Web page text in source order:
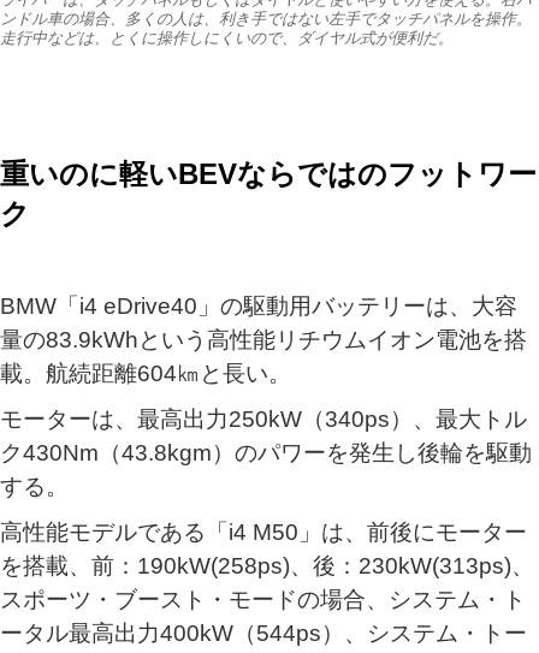
ンドル車の場合、多くの人は、利き手ではない左手でタッチパネルを操作。
走行中などは、とくに操作しにくいので、ダイヤル式が便利だ。
重いのに軽いBEVならではのフットワー
ク
BMW「i4 eDrive40」の駆動用バッテリーは、大容
量の83.9kWhという高性能リチウムイオン電池を搭
載。航続距離604㎞と長い。
モーターは、最高出力250kW（340ps）、最大トル
ク430Nm（43.8kgm）のパワーを発生し後輪を駆動
する。
高性能モデルである「i4 M50」は、前後にモーター
を搭載、前：190kW(258ps)、後：230kW(313ps)、
スポーツ・ブースト・モードの場合、システム・ト
ータル最高出力400kW（544ps）、システム・トー